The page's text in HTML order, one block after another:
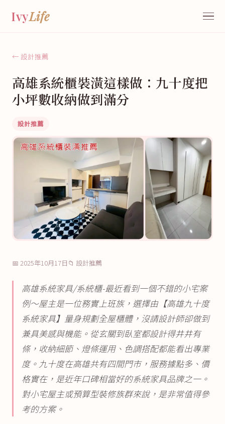
IvyLife
← 設計推薦
高雄系統櫃裝潢這樣做：九十度把
小坪數收納做到滿分
設計推薦
📅 2025年10月17日 📁 設計推薦
高雄系統家具/系統櫃-最近看到一個不錯的小宅案
例～屋主是一位務實上班族，選擇由【高雄九十度
系統家具】量身規劃全屋櫃體，沒請設計師卻做到
兼具美感與機能。從玄關到臥室都設計得井井有
條，收納細節、燈條運用、色調搭配都能看出專業
度。九十度在高雄共有四間門市，服務據點多、價
格實在，是近年口碑相當好的系統家具品牌之一。
對小宅屋主或預算型裝修族群來說，是非常值得參
考的方案。